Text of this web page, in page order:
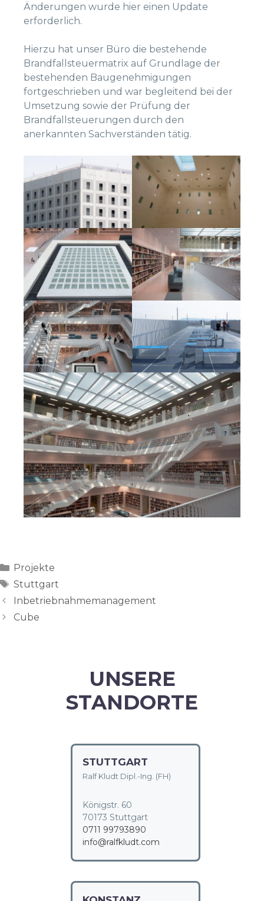
Änderungen wurde hier einen Update
erforderlich.
Hierzu hat unser Büro die bestehende
Brandfallsteuermatrix auf Grundlage der
bestehenden Baugenehmigungen
fortgeschrieben und war begleitend bei der
Umsetzung sowie der Prüfung der
Brandfallsteuerungen durch den
anerkannten Sachverständen tätig.
Categories
Projekte
Tags
Stuttgart
Inbetriebnahmemanagement
Cube
UNSERE
STANDORTE
STUTTGART
Ralf Kludt Dipl.-Ing. (FH)
Königstr. 60
70173 Stuttgart
0711 99793890
info@ralfkludt.com